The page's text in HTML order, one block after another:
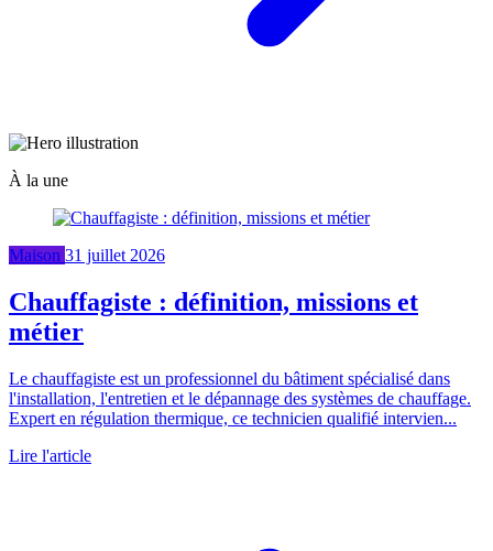
À la une
Maison 31 juillet 2026
Chauffagiste : définition, missions et
métier
Le chauffagiste est un professionnel du bâtiment spécialisé dans
l'installation, l'entretien et le dépannage des systèmes de chauffage.
Expert en régulation thermique, ce technicien qualifié intervien...
Lire l'article